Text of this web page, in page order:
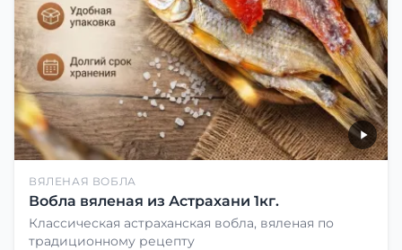
ВЯЛЕНАЯ ВОБЛА
Вобла вяленая из Астрахани 1кг.
Классическая астраханская вобла, вяленая по
традиционному рецепту